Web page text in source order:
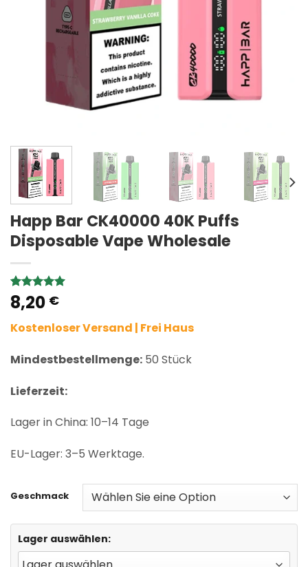
Happ Bar CK40000 40K Puffs
Disposable Vape Wholesale
Rated5.00
out of 5
1
customer
8,20 €
Kostenloser Versand | Frei Haus
Mindestbestellmenge: 50 Stück
Lieferzeit:
Lager in China: 10–14 Tage
EU-Lager: 3–5 Werktage.
Geschmack
Lager auswählen: